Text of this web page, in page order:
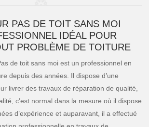
PAS DE TOIT SANS MOI
IDÉAL POUR
PROBLÈME DE TOITURE
de toit sans moi est un professionnel en
depuis des années. Il dispose d’une
livrer des travaux de réparation de qualité,
c’est normal dans la mesure où il dispose
d’expérience et auparavant, il a effectué